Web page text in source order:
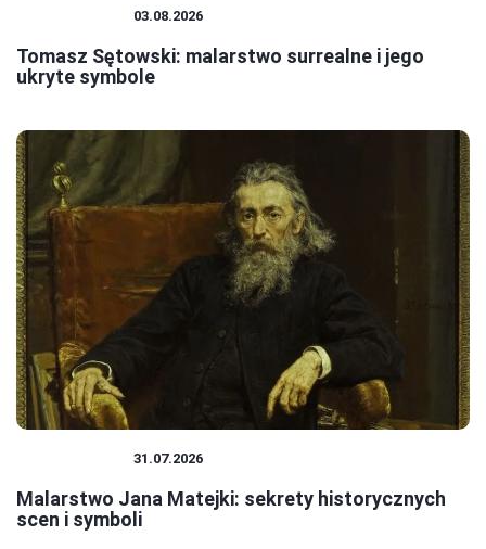
03.08.2026
Tomasz Sętowski: malarstwo surrealne i jego
ukryte symbole
31.07.2026
Malarstwo Jana Matejki: sekrety historycznych
scen i symboli